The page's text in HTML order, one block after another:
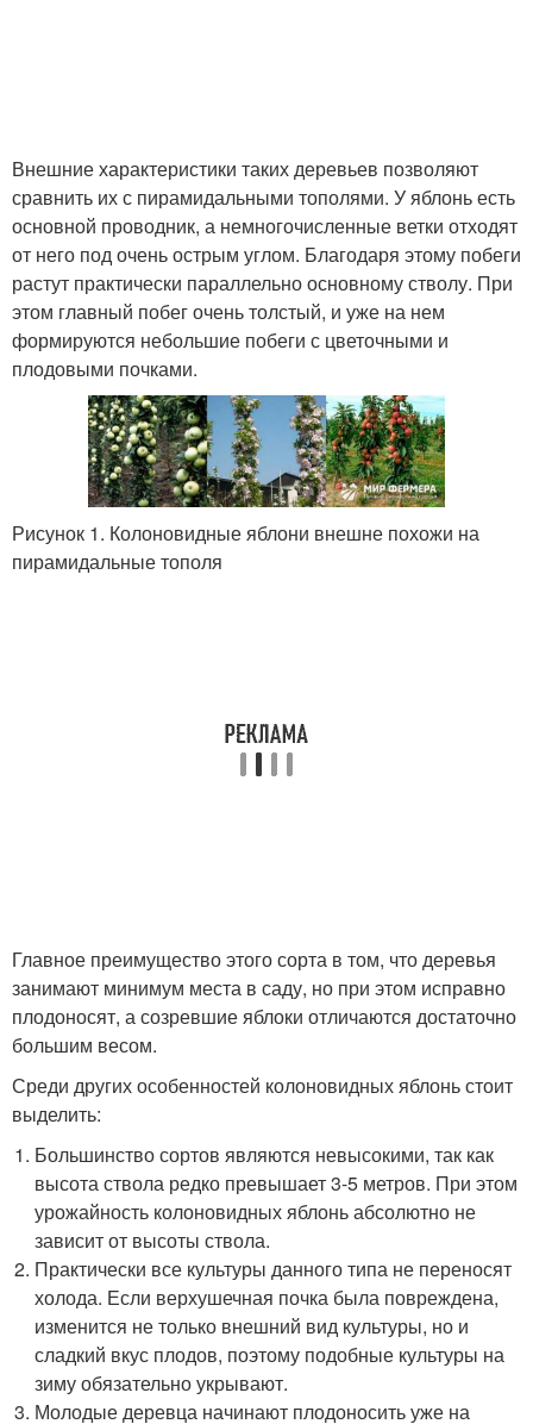
Внешние характеристики таких деревьев позволяют
сравнить их с пирамидальными тополями. У яблонь есть
основной проводник, а немногочисленные ветки отходят
от него под очень острым углом. Благодаря этому побеги
растут практически параллельно основному стволу. При
этом главный побег очень толстый, и уже на нем
формируются небольшие побеги с цветочными и
плодовыми почками.
Рисунок 1. Колоновидные яблони внешне похожи на
пирамидальные тополя
Главное преимущество этого сорта в том, что деревья
занимают минимум места в саду, но при этом исправно
плодоносят, а созревшие яблоки отличаются достаточно
большим весом.
Среди других особенностей колоновидных яблонь стоит
выделить:
Большинство сортов являются невысокими, так как
высота ствола редко превышает 3-5 метров. При этом
урожайность колоновидных яблонь абсолютно не
зависит от высоты ствола.
Практически все культуры данного типа не переносят
холода. Если верхушечная почка была повреждена,
изменится не только внешний вид культуры, но и
сладкий вкус плодов, поэтому подобные культуры на
зиму обязательно укрывают.
Молодые деревца начинают плодоносить уже на